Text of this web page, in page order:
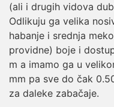
(ali i drugih vidova
Odlikuju ga velika
habanje i srednja
providne) boje i
m a imamo ga u
mm pa sve do čak
za daleke zabačaje.